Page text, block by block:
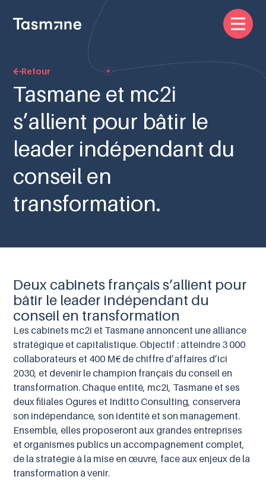
Retour
Tasmane et mc2i
s’allient pour bâtir le
leader indépendant du
conseil en
transformation.
Deux cabinets français s’allient pour
bâtir le leader indépendant du
conseil en transformation
Les cabinets mc2i et Tasmane annoncent une alliance
stratégique et capitalistique. Objectif : atteindre 3 000
collaborateurs et 400 M€ de chiffre d’affaires d’ici
2030, et devenir le champion français du conseil en
transformation. Chaque entité, mc2i, Tasmane et ses
deux filiales Ogures et Inditto Consulting, conservera
son indépendance, son identité et son management.
Ensemble, elles proposeront aux grandes entreprises
et organismes publics un accompagnement complet,
de la stratégie à la mise en œuvre, face aux enjeux de la
transformation à venir.